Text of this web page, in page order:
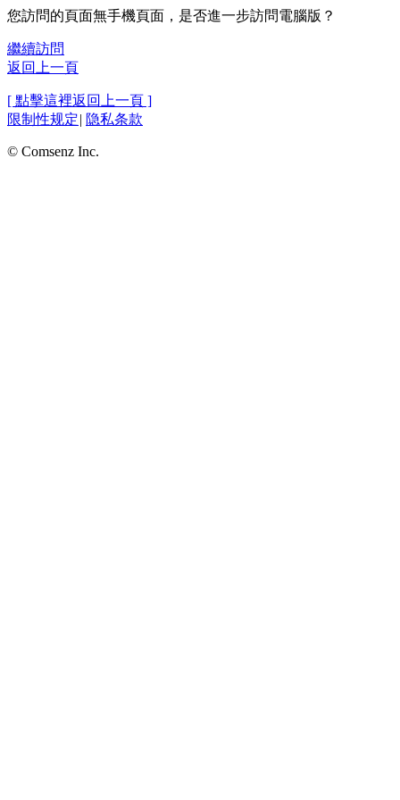
您訪問的頁面無手機頁面，是否進一步訪問電腦版？
繼續訪問
返回上一頁
[ 點擊這裡返回上一頁 ]
限制性规定| 隐私条款
© Comsenz Inc.